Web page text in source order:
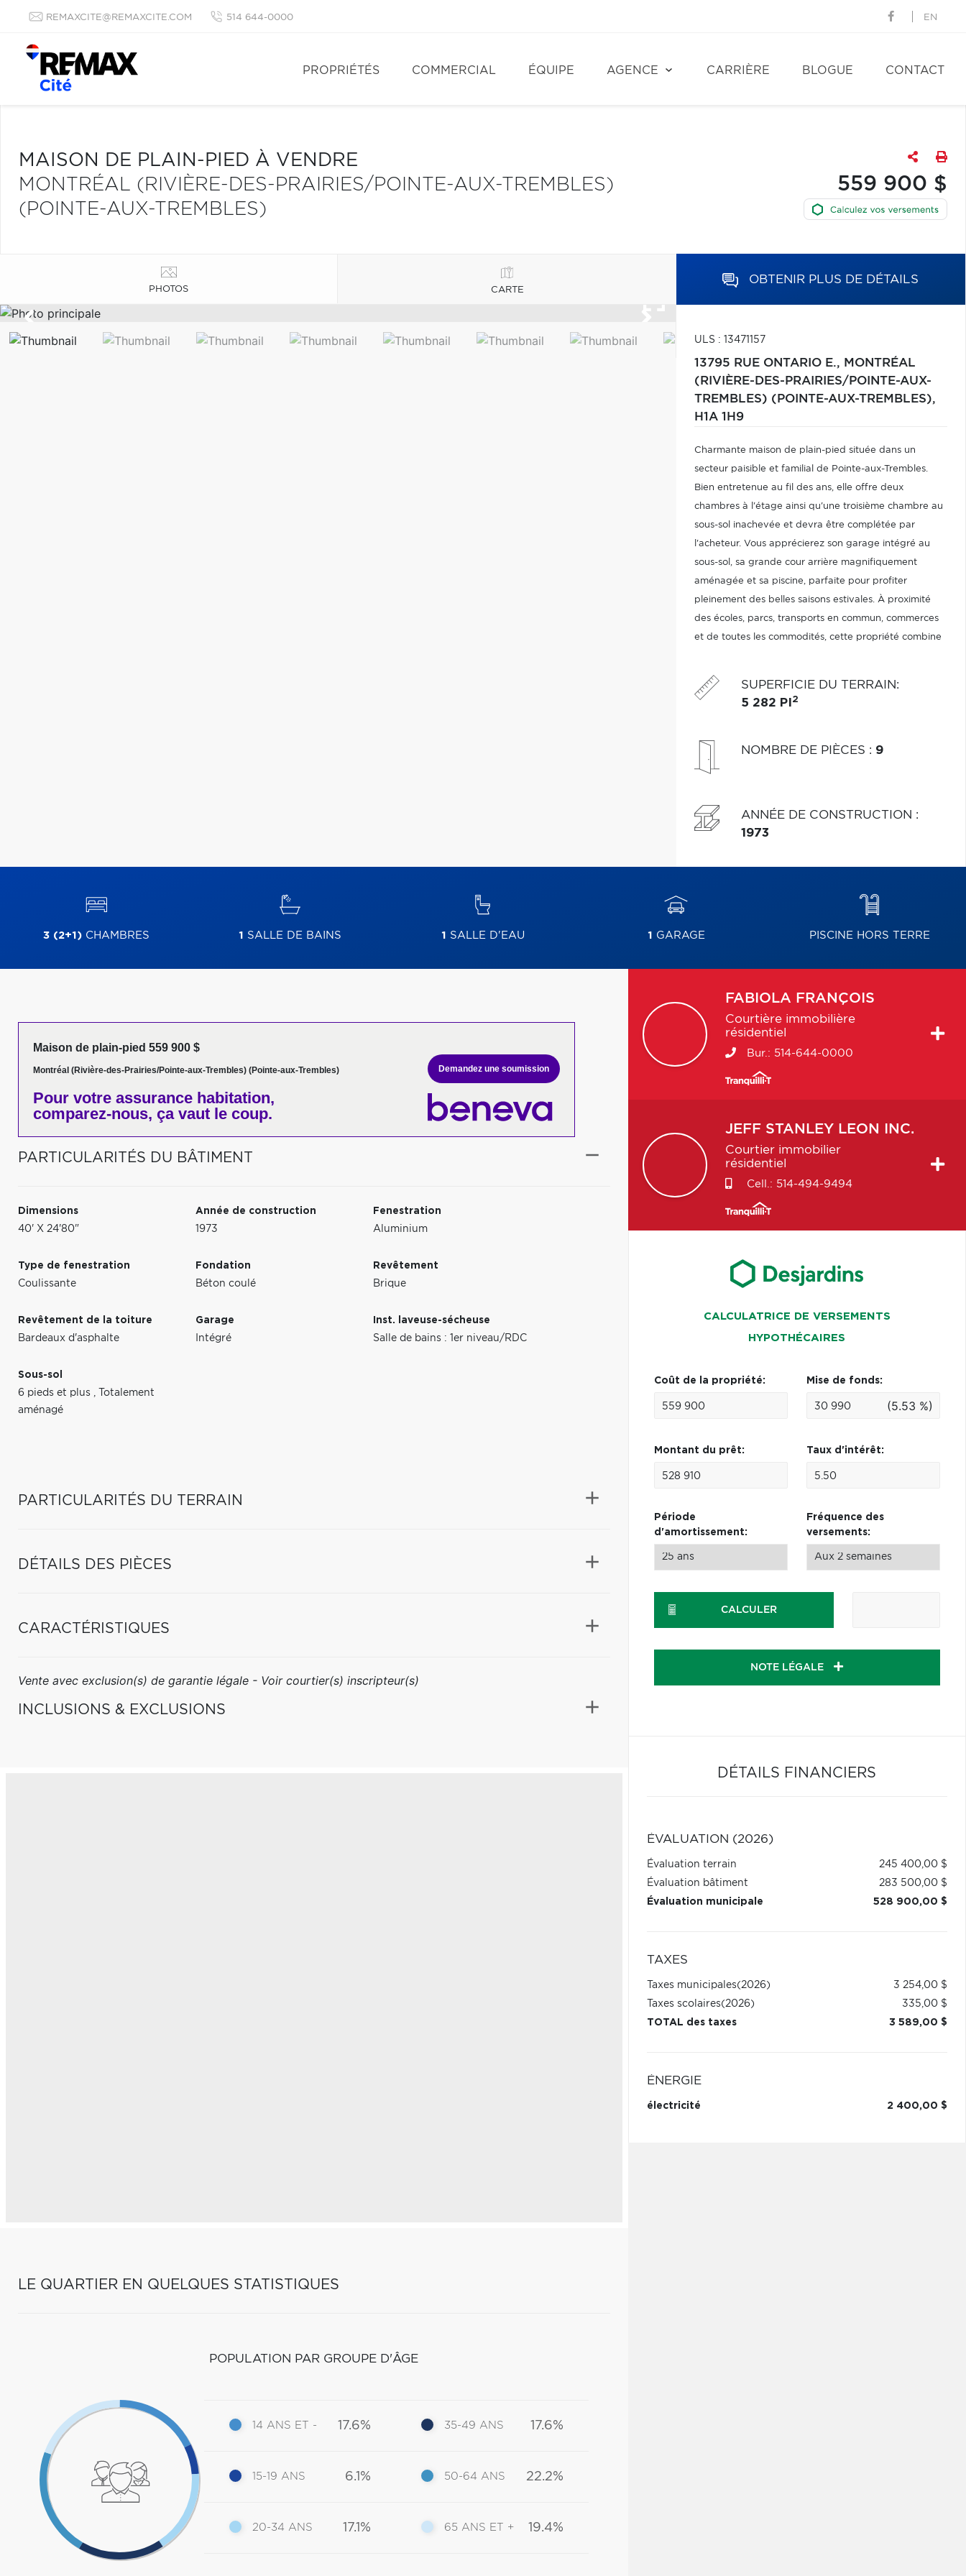
REMAXCITE@REMAXCITE.COM 514 644-0000 EN
PROPRIÉTÉS COMMERCIAL ÉQUIPE AGENCE CARRIÈRE BLOGUE CONTACT
MAISON DE PLAIN-PIED À VENDRE
MONTRÉAL (RIVIÈRE-DES-PRAIRIES/POINTE-AUX-TREMBLES)
(POINTE-AUX-TREMBLES)
559 900 $
PHOTOS CARTE
OBTENIR PLUS DE DÉTAILS
ULS : 13471157
13795 RUE ONTARIO E., MONTRÉAL
(RIVIÈRE-DES-PRAIRIES/POINTE-AUX-
TREMBLES) (POINTE-AUX-TREMBLES),
H1A 1H9
Charmante maison de plain-pied située dans un
secteur paisible et familial de Pointe-aux-Trembles.
Bien entretenue au fil des ans, elle offre deux
chambres à l'étage ainsi qu'une troisième chambre au
sous-sol inachevée et devra être complétée par
l'acheteur. Vous apprécierez son garage intégré au
sous-sol, sa grande cour arrière magnifiquement
aménagée et sa piscine, parfaite pour profiter
pleinement des belles saisons estivales. À proximité
des écoles, parcs, transports en commun, commerces
et de toutes les commodités, cette propriété combine
toute la famille.
SUPERFICIE DU TERRAIN:
5 282 PI 2
NOMBRE DE PIÈCES : 9
ANNÉE DE CONSTRUCTION :
1973
3 (2+1) CHAMBRES 1 SALLE DE BAINS 1 SALLE D'EAU 1 GARAGE PISCINE HORS TERRE
Maison de plain-pied 559 900 $
Montréal (Rivière-des-Prairies/Pointe-aux-Trembles) (Pointe-aux-Trembles)
Pour votre assurance habitation,
comparez-nous, ça vaut le coup.
Demandez une soumission
PARTICULARITÉS DU BÂTIMENT
Dimensions
40' X 24'80"
Année de construction
1973
Fenestration
Aluminium
Type de fenestration
Coulissante
Fondation
Béton coulé
Revêtement
Brique
Revêtement de la toiture
Bardeaux d'asphalte
Garage
Intégré
Inst. laveuse-sécheuse
Salle de bains : 1er niveau/RDC
Sous-sol
6 pieds et plus ,
Totalement
aménagé
PARTICULARITÉS DU TERRAIN
DÉTAILS DES PIÈCES
CARACTÉRISTIQUES
Vente avec exclusion(s) de garantie légale - Voir courtier(s) inscripteur(s)
INCLUSIONS & EXCLUSIONS
LE QUARTIER EN QUELQUES STATISTIQUES
POPULATION PAR GROUPE D'ÂGE
14 ANS ET - 17.6%
15-19 ANS 6.1%
20-34 ANS 17.1%
35-49 ANS 17.6%
50-64 ANS 22.2%
65 ANS ET + 19.4%
FABIOLA FRANÇOIS
Courtière immobilière
résidentiel
Bur.: 514-644-0000
JEFF STANLEY LEON INC.
Courtier immobilier
résidentiel
Cell.: 514-494-9494
CALCULATRICE DE VERSEMENTS
HYPOTHÉCAIRES
Coût de la propriété: Mise de fonds:
(5.53 %)
Montant du prêt: Taux d'intérêt:
Période
d'amortissement:
Fréquence des
versements:
CALCULER
NOTE LÉGALE
DÉTAILS FINANCIERS
ÉVALUATION (2026)
Évaluation terrain
245 400,00 $
Évaluation bâtiment
283 500,00 $
Évaluation municipale
528 900,00 $
TAXES
Taxes municipales(2026)
3 254,00 $
Taxes scolaires(2026)
335,00 $
TOTAL des taxes
3 589,00 $
ÉNERGIE
électricité 2 400,00 $